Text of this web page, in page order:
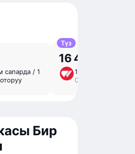
сапарда / 1
Түз
16 438 KGS
18 сен, пт
01:00 – 03:50
Бир